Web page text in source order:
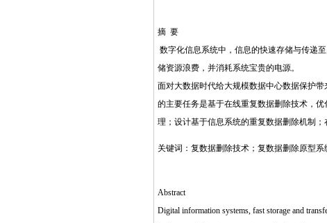
摘 要
数字化信息系统中，信息的快速存储与传递
储资源浪费，并消耗系统宝贵的电源。
面对大数据时代给大规模数据中心数据保护
的主要任务是基于在线重复数据删除技术，
理；设计基于信息系统的重复数据删除机制
关键词：复数据删除技术；复数据删除原型系
Abstract
Digital information systems, fast storage and